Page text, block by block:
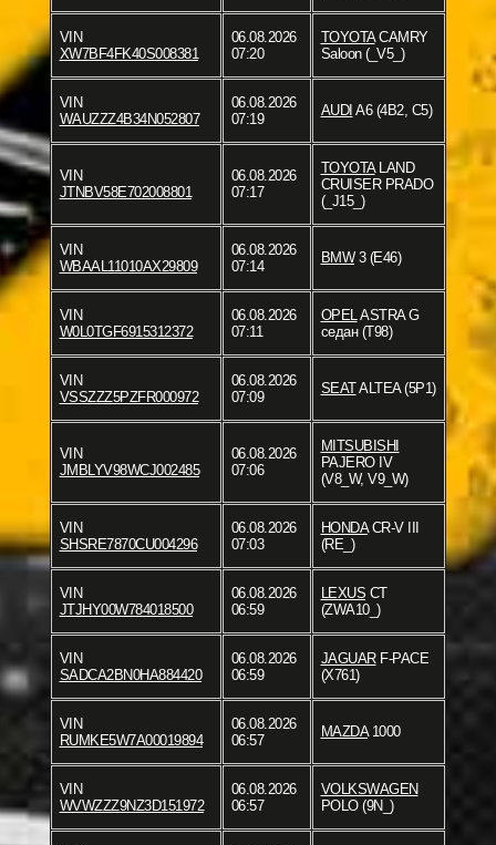
VIN
XW7BF4FK40S008381
06.08.2026
07:20
TOYOTACAMRY
Saloon (_V5_)
VIN
WAUZZZ4B34N052807
06.08.2026
07:19
AUDI A6 (4B2, C5)
VIN
JTNBV58E702008801
06.08.2026
07:17
TOYOTALAND
CRUISER PRADO
(_J15_)
VIN
WBAAL11010AX29809
06.08.2026
07:14
BMW3 (E46)
VIN
W0L0TGF6915312372
06.08.2026
07:11
OPELASTRA G
седан (T98)
VIN
VSSZZZ5PZFR000972
06.08.2026
07:09
SEATALTEA (5P1)
VIN
JMBLYV98WCJ002485
06.08.2026
07:06
MITSUBISHI
PAJERO IV
(V8_W, V9_W)
VIN
SHSRE7870CU004296
06.08.2026
07:03
HONDACR-V III
(RE_)
VIN
JTJHY00W784018500
06.08.2026
06:59
LEXUS CT
(ZWA10_)
VIN
SADCA2BN0HA884420
06.08.2026
06:59
JAGUARF-PACE
(X761)
VIN
RUMKE5W7A00019894
06.08.2026
06:57
MAZDA1000
VIN
WVWZZZ9NZ3D151972
06.08.2026
06:57
VOLKSWAGEN
POLO (9N_)